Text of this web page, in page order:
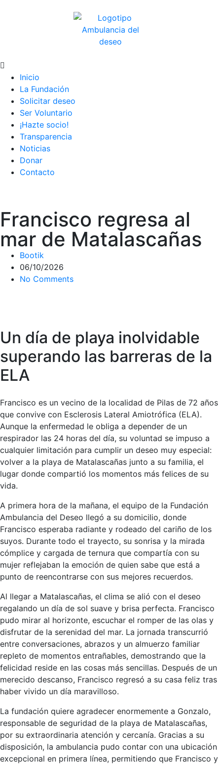
Inicio
La Fundación
Solicitar deseo
Ser Voluntario
¡Hazte socio!
Transparencia
Noticias
Donar
Contacto
Francisco regresa al
mar de Matalascañas
Bootik
06/10/2026
No Comments
Un día de playa inolvidable
superando las barreras de la
ELA
Francisco es un vecino de la localidad de Pilas de 72 años
que convive con Esclerosis Lateral Amiotrófica (ELA).
Aunque la enfermedad le obliga a depender de un
respirador las 24 horas del día, su voluntad se impuso a
cualquier limitación para cumplir un deseo muy especial:
volver a la playa de Matalascañas junto a su familia, el
lugar donde compartió los momentos más felices de su
vida.
A primera hora de la mañana, el equipo de la Fundación
Ambulancia del Deseo llegó a su domicilio, donde
Francisco esperaba radiante y rodeado del cariño de los
suyos. Durante todo el trayecto, su sonrisa y la mirada
cómplice y cargada de ternura que compartía con su
mujer reflejaban la emoción de quien sabe que está a
punto de reencontrarse con sus mejores recuerdos.
Al llegar a Matalascañas, el clima se alió con el deseo
regalando un día de sol suave y brisa perfecta. Francisco
pudo mirar al horizonte, escuchar el romper de las olas y
disfrutar de la serenidad del mar. La jornada transcurrió
entre conversaciones, abrazos y un almuerzo familiar
repleto de momentos entrañables, demostrando que la
felicidad reside en las cosas más sencillas. Después de un
merecido descanso, Francisco regresó a su casa feliz tras
haber vivido un día maravilloso.
La fundación quiere agradecer enormemente a Gonzalo,
responsable de seguridad de la playa de Matalascañas,
por su extraordinaria atención y cercanía. Gracias a su
disposición, la ambulancia pudo contar con una ubicación
excepcional en primera línea, permitiendo que Francisco y